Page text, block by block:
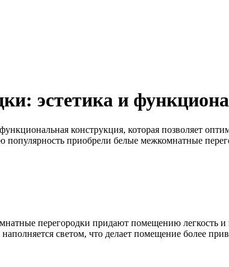
эстетика и
конструкция, которая позволяет
популярность приобрели белые межкомнатные
перегородки придают помещению легкость и
светом, что делает помещение более